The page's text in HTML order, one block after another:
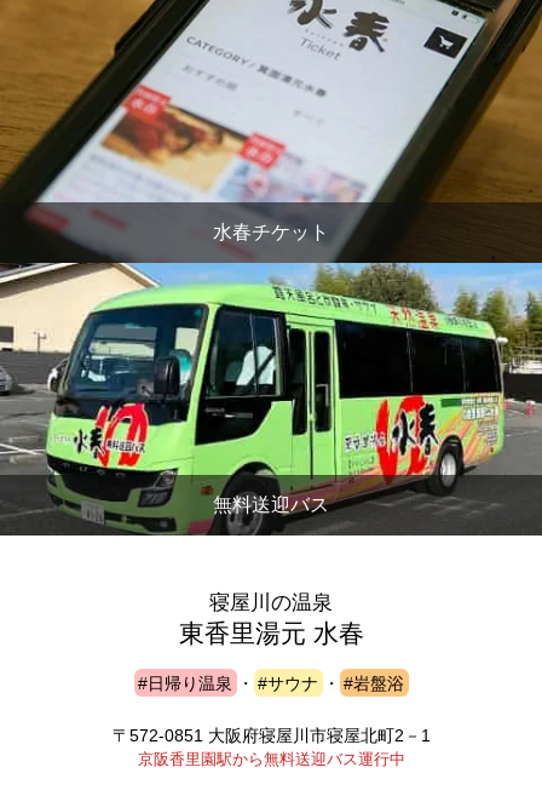
水春チケット
無料送迎バス
寝屋川の温泉
東香里湯元 水春
#日帰り温泉 ・ #サウナ ・ #岩盤浴
〒572-0851 大阪府寝屋川市寝屋北町2－1
京阪香里園駅から無料送迎バス運行中